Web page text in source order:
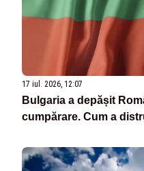
17 iul. 2026, 12:07
Bulgaria a depășit
cumpărare. Cum a